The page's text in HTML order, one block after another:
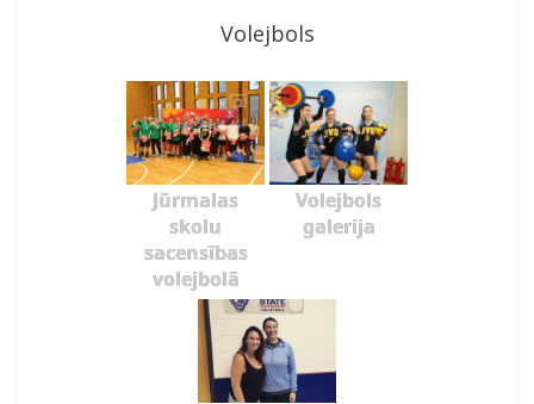
Volejbols
Jūrmalas
skolu
sacensības
volejbolā
Volejbols
galerija